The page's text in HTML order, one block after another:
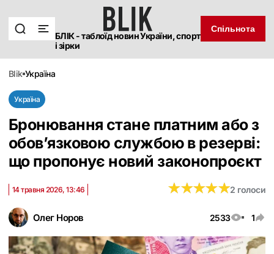
БЛІК - таблоїд новин України, спорт
і зірки
Спільнота
blik україна
Україна
Бронювання стане платним або з
обов’язковою службою в резерві:
що пропонує новий законопроєкт
Олег Норов 2533 1
14 травня 2026, 13:46 ★★★★★
★★★★★2 голоси